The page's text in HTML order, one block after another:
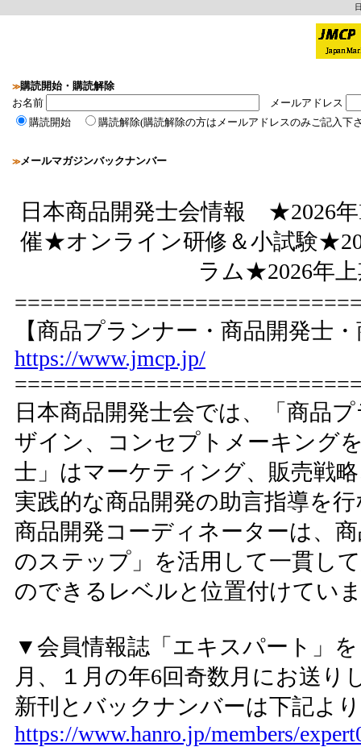
≫購読開始・購読解除
お名前
メールアドレス
購読開始
購読解除(購読解除の方はメールアドレスのみご記入下
≫メールマガジンバックナンバー
日本商品開発士会情報 ★2026年
催★オンライン研修＆小試験
ラム★2026年
【商品プランナー・商品開発士
https://www.jmcp.jp/
日本商品開発士会では、「商品
ザイン、コンセプトメーキング
士」はマーケティング、販売戦
実践的な商品開発の助言指導を
商品開発コーディネーターは、
のステップ」を活用して一貫し
のできるレベルと位置付けてい
▼会員情報誌「エキスパート」
月、１月の年6回奇数月にお送り
新刊とバックナンバーは下記よ
https://www.hanro.jp/members/